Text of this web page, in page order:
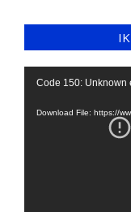
Video
Code 150: Unknown
Download File: https://